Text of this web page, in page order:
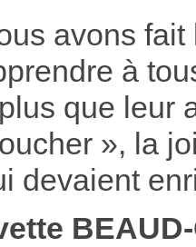
avons
à
que leur
», la
devaient